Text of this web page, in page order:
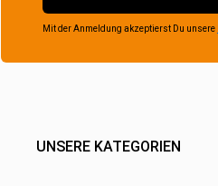
Mit der Anmeldung akzeptierst Du unsere
UNSERE KATEGORIEN